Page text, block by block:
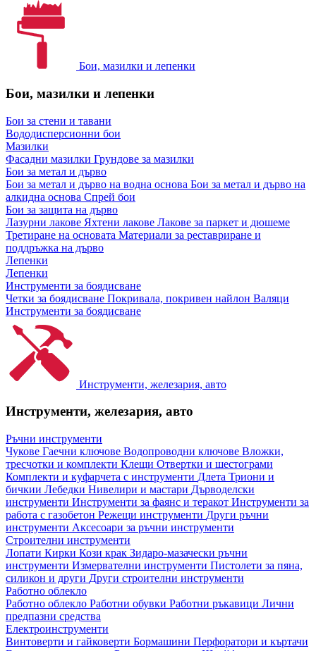
Бои, мазилки и лепенки
Бои, мазилки и лепенки
Бои за стени и тавани
Вододисперсионни бои
Мазилки
Фасадни мазилки Грундове за мазилки
Бои за метал и дърво
Бои за метал и дърво на водна основа Бои за метал и дърво на
алкидна основа Спрей бои
Бои за защита на дърво
Лазурни лакове Яхтени лакове Лакове за паркет и дюшеме
Третиране на основата Материали за реставриране и
поддръжка на дърво
Лепенки
Лепенки
Инструменти за боядисване
Четки за боядисване Покривала, покривен найлон Валяци
Инструменти за боядисване
Инструменти, железария, авто
Инструменти, железария, авто
Ръчни инструменти
Чукове Гаечни ключове Водопроводни ключове Вложки,
тресчотки и комплекти Клещи Отвертки и шестограми
Комплекти и куфарчета с инструменти Длета Триони и
бичкии Лебедки Нивелири и мастари Дърводелски
инструменти Инструменти за фаянс и теракот Инструменти за
работа с газобетон Режещи инструменти Други ръчни
инструменти Аксесоари за ръчни инструменти
Строителни инструменти
Лопати Кирки Кози крак Зидаро-мазачески ръчни
инструменти Измервателни инструменти Пистолети за пяна,
силикон и други Други строителни инструменти
Работно облекло
Работно облекло Работни обувки Работни ръкавици Лични
предпазни средства
Електроинструменти
Винтоверти и гайковерти Бормашини Перфоратори и къртачи